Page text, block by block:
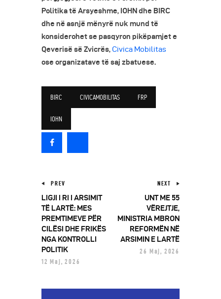
Politika të Arsyeshme, IOHN dhe BIRC
dhe në asnjë mënyrë nuk mund të
konsiderohet se pasqyron pikëpamjet e
Qeverisë së Zvicrës, Civica Mobilitas
ose organizatave të saj zbatuese.
BIRC CIVICAMOBILITAS FRP
IOHN
PREV
LIGJI I RI I ARSIMIT
TË LARTË: MES
PREMTIMEVE PËR
CILËSI DHE FRIKËS
NGA KONTROLLI
POLITIK
12 Maj, 2026
NEXT
UNT ME 55
VËREJTJE,
MINISTRIA MBRON
REFORMËN NË
ARSIMIN E LARTË
26 Maj, 2026